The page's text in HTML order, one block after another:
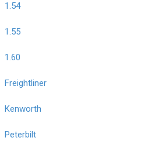
1.54
1.55
1.60
Freightliner
Kenworth
Peterbilt